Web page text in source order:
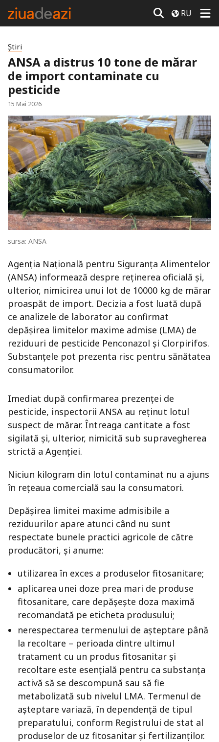
RU
Știri
ANSA a distrus 10 tone de mărar
de import contaminate cu
pesticide
15 Mai 2026
sursa: ANSA
Agenția Națională pentru Siguranța Alimentelor
(ANSA) informează despre reținerea oficială și,
ulterior, nimicirea unui lot de 10000 kg de mărar
proaspăt de import. Decizia a fost luată după
ce analizele de laborator au confirmat
depășirea limitelor maxime admise (LMA) de
reziduuri de pesticide Penconazol și Clorpirifos.
Substanțele pot prezenta risc pentru sănătatea
consumatorilor.
Imediat după confirmarea prezenței de
pesticide, inspectorii ANSA au reținut lotul
suspect de mărar. Întreaga cantitate a fost
sigilată și, ulterior, nimicită sub supravegherea
strictă a Agenției.
Niciun kilogram din lotul contaminat nu a ajuns
în rețeaua comercială sau la consumatori.
Depășirea limitei maxime admisibile a
reziduurilor apare atunci când nu sunt
respectate bunele practici agricole de către
producători, și anume:
utilizarea în exces a produselor fitosanitare;
aplicarea unei doze prea mari de produse
fitosanitare, care depășește doza maximă
recomandată pe eticheta produsului;
nerespectarea termenului de așteptare până
la recoltare – perioada dintre ultimul
tratament cu un produs fitosanitar și
recoltare este esențială pentru ca substanța
activă să se descompună sau să fie
metabolizată sub nivelul LMA. Termenul de
așteptare variază, în dependență de tipul
preparatului, conform Registrului de stat al
produselor de uz fitosanitar și fertilizanților.